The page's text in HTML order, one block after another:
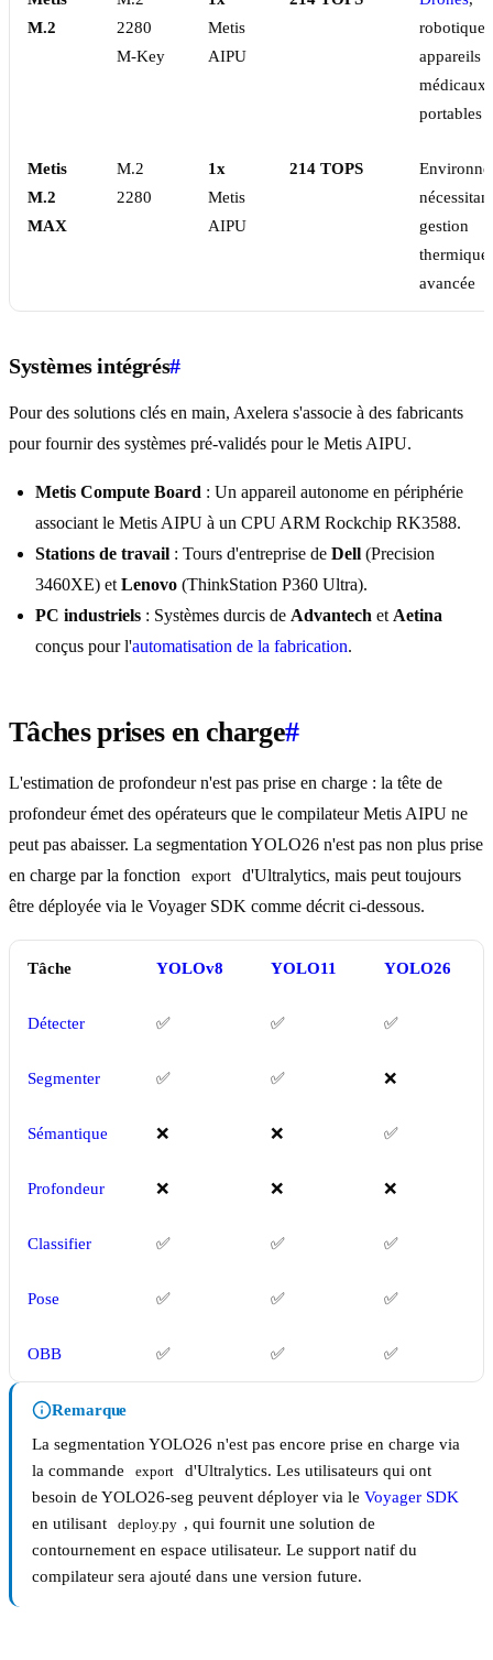
M.2
2280
M-Key
Metis
AIPU
robotique,
appareils
médicaux
portables
Metis
M.2
MAX
M.2
2280
1x
Metis
AIPU
214 TOPS
gestion
thermique
avancée
Systèmes intégrés#
Pour des solutions clés en main, Axelera s'associe à des fabricants
pour fournir des systèmes pré-validés pour le Metis AIPU.
Metis Compute Board : Un appareil autonome en périphérie
associant le Metis AIPU à un CPU ARM Rockchip RK3588.
Stations de travail : Tours d'entreprise de Dell (Precision
3460XE) et Lenovo (ThinkStation P360 Ultra).
PC industriels : Systèmes durcis de Advantech et Aetina
conçus pour l'automatisation de la fabrication.
Tâches prises en charge#
L'estimation de profondeur n'est pas prise en charge : la tête de
profondeur émet des opérateurs que le compilateur Metis AIPU ne
peut pas abaisser. La segmentation YOLO26 n'est pas non plus prise
en charge par la fonction
export
d'Ultralytics, mais peut toujours
être déployée via le Voyager SDK comme décrit ci-dessous.
Tâche YOLOv8 YOLO11 YOLO26
Détecter ✅ ✅ ✅
Segmenter ✅ ✅ ❌
Sémantique ❌ ❌ ✅
Profondeur ❌ ❌ ❌
Classifier ✅ ✅ ✅
Pose ✅ ✅ ✅
OBB ✅ ✅ ✅
Remarque
La segmentation YOLO26 n'est pas encore prise en charge via
la commande
export
d'Ultralytics. Les utilisateurs qui ont
besoin de YOLO26-seg peuvent déployer via le Voyager SDK
en utilisant
deploy.py , qui fournit une solution de
contournement en espace utilisateur. Le support natif du
compilateur sera ajouté dans une version future.